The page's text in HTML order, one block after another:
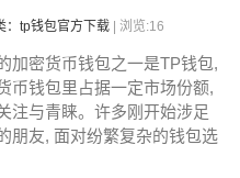
：tp钱包官方下载 | 浏览:16
加密货币钱包之一是TP钱包,
币钱包里占据一定市场份额,
注与青睐。许多刚开始涉足
朋友, 面对纷繁复杂的钱包选